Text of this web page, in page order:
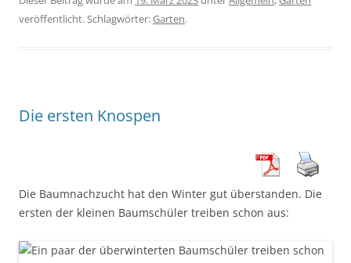
veröffentlicht. Schlagwörter:Garten.
Die ersten Knospen
Die Baumnachzucht hat den Winter gut überstanden. Die
ersten der kleinen Baumschüler treiben schon aus: